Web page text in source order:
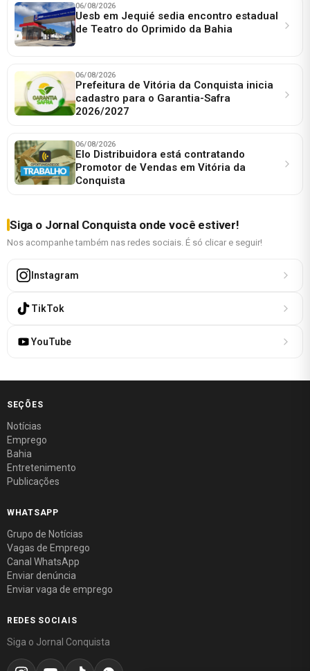
06/08/2026
Uesb em Jequié sedia encontro estadual
de Teatro do Oprimido da Bahia
06/08/2026
Prefeitura de Vitória da Conquista inicia
cadastro para o Garantia-Safra
2026/2027
06/08/2026
Elo Distribuidora está contratando
Promotor de Vendas em Vitória da
Conquista
Siga o Jornal Conquista onde você estiver!
Nos acompanhe também nas redes sociais. É só clicar e seguir!
Instagram
TikTok
YouTube
SEÇÕES
Notícias
Emprego
Bahia
Entretenimento
Publicações
WHATSAPP
Grupo de Notícias
Vagas de Emprego
Canal WhatsApp
Enviar denúncia
Enviar vaga de emprego
REDES SOCIAIS
Siga o Jornal Conquista